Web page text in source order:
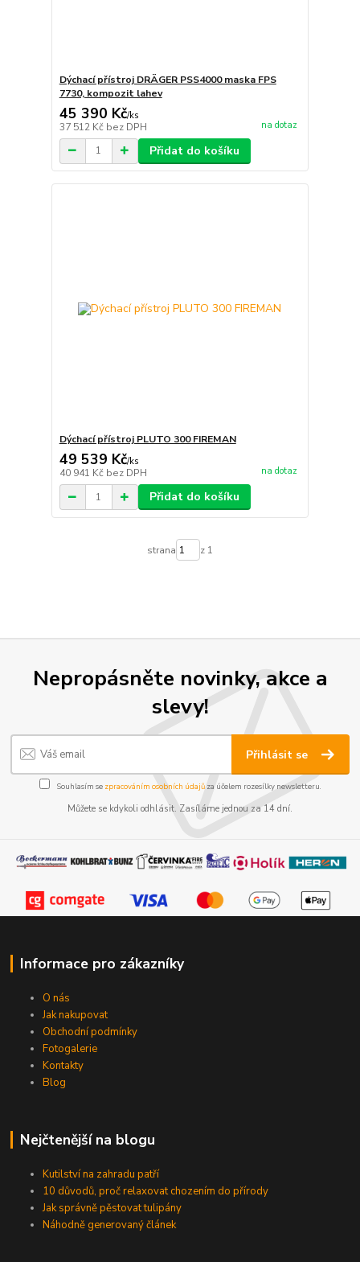
Dýchací přístroj DRÄGER PSS4000 maska FPS
7730, kompozit lahev
45 390 Kč/ks
37 512 Kč bez DPH na dotaz
Přidat do košíku
Dýchací přístroj PLUTO 300 FIREMAN
49 539 Kč/ks
40 941 Kč bez DPH na dotaz
Přidat do košíku
strana z 1
Nepropásněte novinky, akce a
slevy!
Přihlásit se
Souhlasím se zpracováním osobních údajůza účelem rozesílky newsletteru.
Můžete se kdykoli odhlásit. Zasíláme jednou za 14 dní.
Informace pro zákazníky
O nás
Jak nakupovat
Obchodní podmínky
Fotogalerie
Kontakty
Blog
Nejčtenější na blogu
Kutilství na zahradu patří
10 důvodů, proč relaxovat chozením do přírody
Jak správně pěstovat tulipány
Náhodně generovaný článek